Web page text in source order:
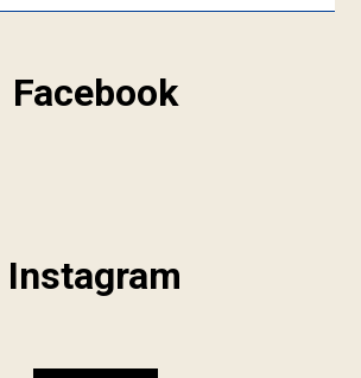
Facebook
Instagram